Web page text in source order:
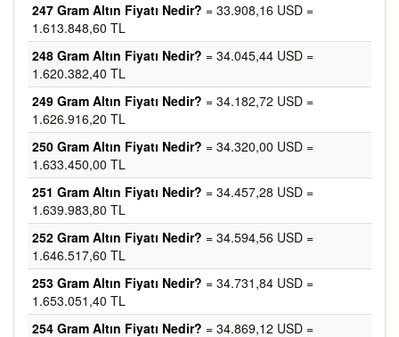
247 Gram Altın Fiyatı Nedir? = 33.908,16 USD =
1.613.848,60 TL
248 Gram Altın Fiyatı Nedir? = 34.045,44 USD =
1.620.382,40 TL
249 Gram Altın Fiyatı Nedir? = 34.182,72 USD =
1.626.916,20 TL
250 Gram Altın Fiyatı Nedir? = 34.320,00 USD =
1.633.450,00 TL
251 Gram Altın Fiyatı Nedir? = 34.457,28 USD =
1.639.983,80 TL
252 Gram Altın Fiyatı Nedir? = 34.594,56 USD =
1.646.517,60 TL
253 Gram Altın Fiyatı Nedir? = 34.731,84 USD =
1.653.051,40 TL
254 Gram Altın Fiyatı Nedir? = 34.869,12 USD =